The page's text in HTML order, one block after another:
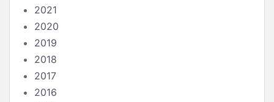
2021
2020
2019
2018
2017
2016